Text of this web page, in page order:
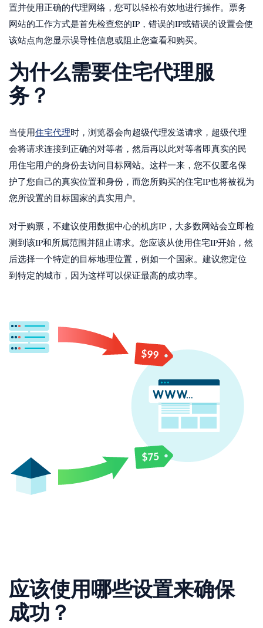
置并使用正确的代理网络，您可以轻松有效地进行操作。票务
网站的工作方式是首先检查您的IP，错误的IP或错误的设置会使
该站点向您显示误导性信息或阻止您查看和购买。
为什么需要住宅代理服
务？
当使用住宅代理时，浏览器会向超级代理发送请求，超级代理
会将请求连接到正确的对等者，然后再以此对等者即真实的民
用住宅用户的身份去访问目标网站。这样一来，您不仅匿名保
护了您自己的真实位置和身份，而您所购买的住宅IP也将被视为
您所设置的目标国家的真实用户。
对于购票，不建议使用数据中心的机房IP，大多数网站会立即检
测到该IP和所属范围并阻止请求。您应该从使用住宅IP开始，然
后选择一个特定的目标地理位置，例如一个国家。建议您定位
到特定的城市，因为这样可以保证最高的成功率。
应该使用哪些设置来确保
成功？